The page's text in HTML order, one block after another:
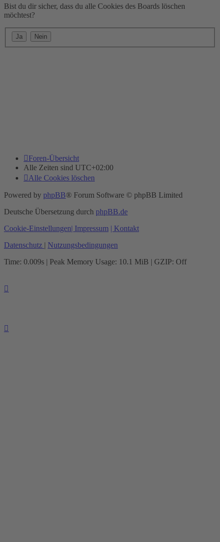
Bist du dir sicher, dass du alle Cookies des Boards löschen
möchtest?
Foren-Übersicht
Alle Zeiten sind UTC+02:00
Alle Cookies löschen
Powered by phpBB® Forum Software © phpBB Limited
Deutsche Übersetzung durch phpBB.de
Cookie-Einstellungen| Impressum | Kontakt
Datenschutz | Nutzungsbedingungen
Time: 0.009s | Peak Memory Usage: 10.1 MiB | GZIP: Off